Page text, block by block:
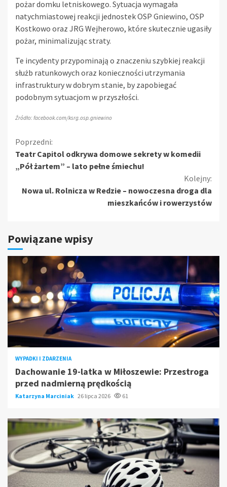
pożar domku letniskowego. Sytuacja wymagała
natychmiastowej reakcji jednostek OSP Gniewino, OSP
Kostkowo oraz JRG Wejherowo, które skutecznie ugasiły
pożar, minimalizując straty.
Te incydenty przypominają o znaczeniu szybkiej reakcji
służb ratunkowych oraz konieczności utrzymania
infrastruktury w dobrym stanie, by zapobiegać
podobnym sytuacjom w przyszłości.
Źródło: facebook.com/ksrg.osp.gniewino
Kontynuuj
czytanie
Poprzedni:
Teatr Capitol odkrywa domowe sekrety w komedii
„Pół żartem” – lato pełne śmiechu!
Kolejny:
Nowa ul. Rolnicza w Redzie – nowoczesna droga dla
mieszkańców i rowerzystów
Powiązane wpisy
WYPADKI I ZDARZENIA
Dachowanie 19-latka w Miłoszewie: Przestroga
przed nadmierną prędkością
Katarzyna Marciniak 26 lipca 2026 61